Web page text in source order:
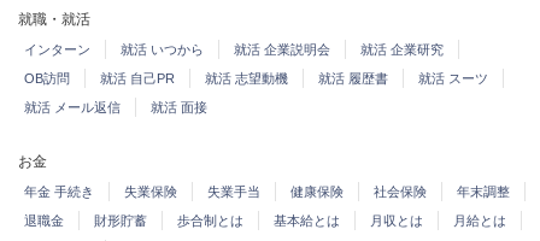
就職・就活
インターン 就活 いつから 就活 企業説明会
就活 企業研究
OB訪問
就活 自己PR 就活 志望動機 就活 履歴書
就活 スーツ
就活 メール返信
就活 面接
お金
年金 手続き 失業保険 失業手当 健康保険 社会保険
年末調整
退職金
財形貯蓄 歩合制とは 基本給とは 月収とは
月給とは